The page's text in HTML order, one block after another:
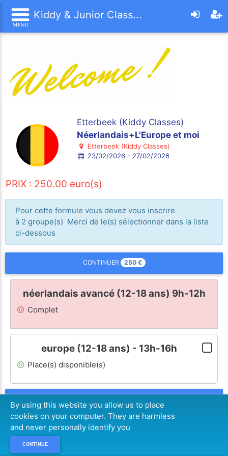
Kiddy & Junior Class...
Etterbeek (Kiddy Classes)
Néerlandais+L'Europe et moi
Etterbeek (Kiddy Classes)
23/02/2026 - 27/02/2026
PRIX : 250.00 euro(s)
Pour cette formule vous devez vous inscrire
à 2 groupe(s) Merci de le(s) sélectionner dans la liste
ci-dessous
CONTINUER 250 €
néerlandais avancé (12-18 ans) 9h-12h
Complet
europe (12-18 ans) - 13h-16h
Place(s) disponible(s)
By using this website you allow us to place
cookies on your computer. They are harmless
and never personally identify you
CONTINUE